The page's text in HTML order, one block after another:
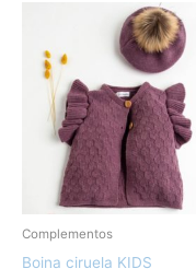
Complementos
Boina ciruela KIDS
28,50€.
precio
actual
es:
14,25€.